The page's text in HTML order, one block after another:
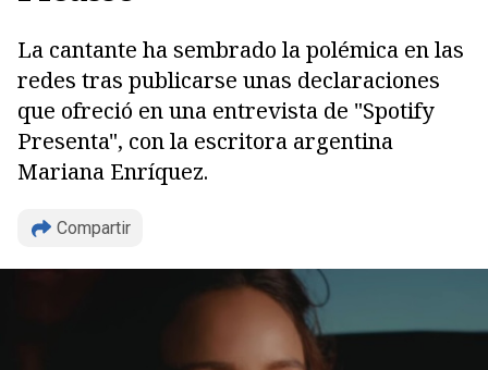
La cantante ha sembrado la polémica en las
redes tras publicarse unas declaraciones
que ofreció en una entrevista de "Spotify
Presenta", con la escritora argentina
Mariana Enríquez.
Compartir
Copiar